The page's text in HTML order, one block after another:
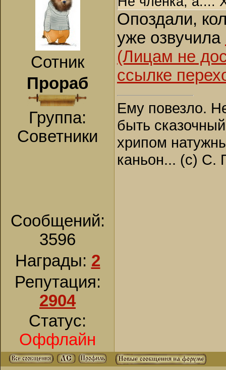
Сотник
Прораб
Группа:
Советники
Сообщений:
3596
Награды: 2
Репутация:
2904
Статус:
Оффлайн
Опоздали,
уже озвучила
(Лицам не
ссылке
Ему повезло.
быть
хрипом
каньон... (с) С.